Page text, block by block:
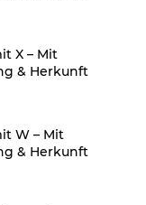
X – Mit
& Herkunft
W – Mit
& Herkunft